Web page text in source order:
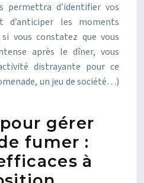
permettra d’identifier vos
les moments
vous constatez que vous
après le dîner, vous
distrayante pour ce
un jeu de société…)
gérer
fumer :
à